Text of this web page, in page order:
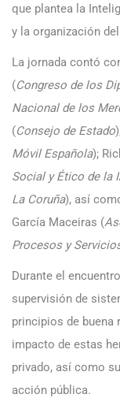
que plantea la
y la organización
La jornada contó
(Congreso de los
Nacional de los
(Consejo de Estado
Móvil Española);
Social y Ético de la
La Coruña), así
García Maceiras (
Procesos y
Durante el
supervisión de
principios de buena
impacto de estas
privado, así como
acción pública.